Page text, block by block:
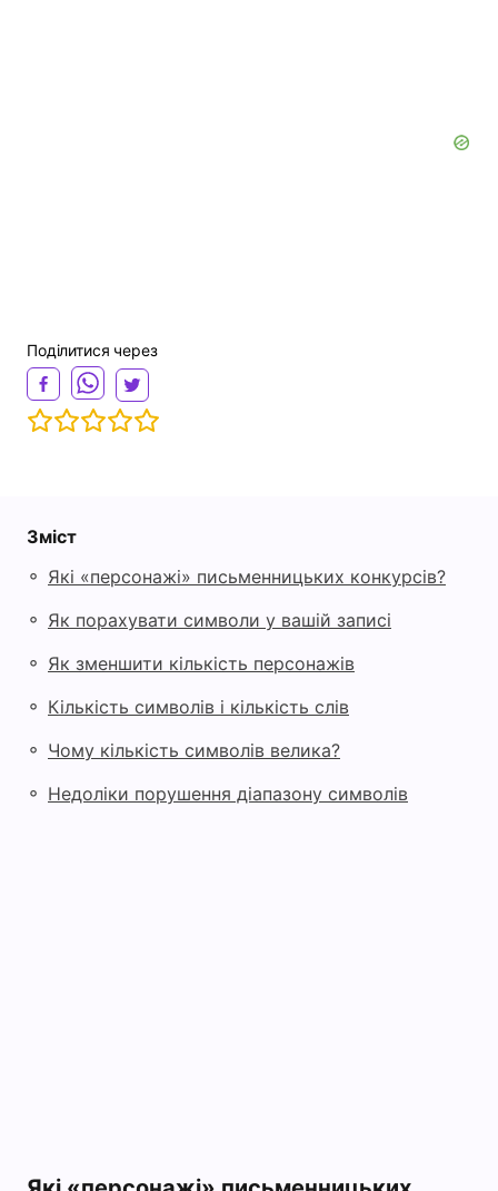
Поділитися через
Зміст
◦ Які «персонажі» письменницьких конкурсів?
◦ Як порахувати символи у вашій записі
◦ Як зменшити кількість персонажів
◦ Кількість символів і кількість слів
◦ Чому кількість символів велика?
◦ Недоліки порушення діапазону символів